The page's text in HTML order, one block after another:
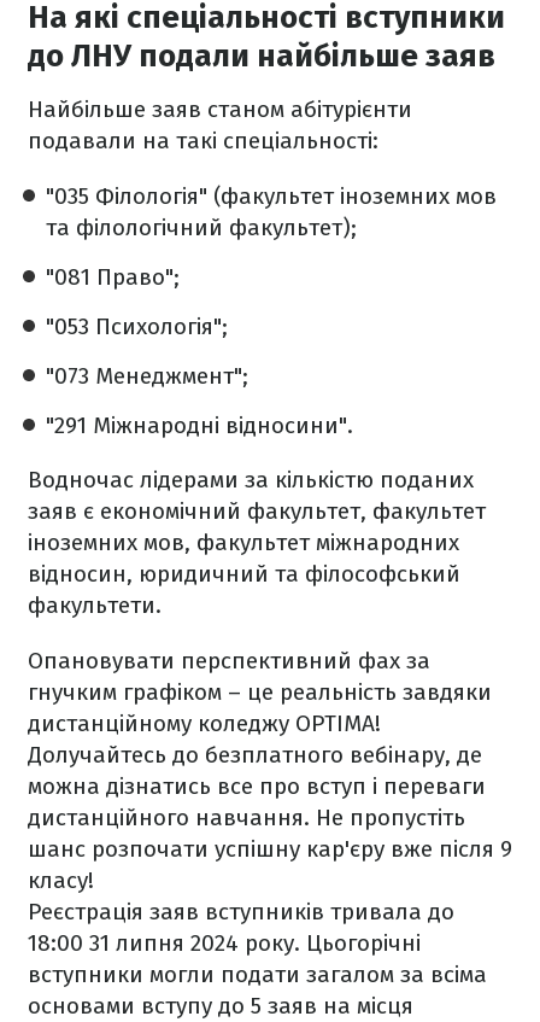
На які спеціальності вступники
до ЛНУ подали найбільше заяв
Найбільше заяв станом абітурієнти
подавали на такі спеціальності:
"035 Філологія" (факультет іноземних мов
та філологічний факультет);
"081 Право";
"053 Психологія";
"073 Менеджмент";
"291 Міжнародні відносини".
Водночас лідерами за кількістю поданих
заяв є економічний факультет, факультет
іноземних мов, факультет міжнародних
відносин, юридичний та філософський
факультети.
Опановувати перспективний фах за
гнучким графіком – це реальність завдяки
дистанційному коледжу OPTIMA!
Долучайтесь до безплатного вебінару, де
можна дізнатись все про вступ і переваги
дистанційного навчання. Не пропустіть
шанс розпочати успішну кар'єру вже після 9
класу!
Реєстрація заяв вступників тривала до
18:00 31 липня 2024 року. Цьогорічні
вступники могли подати загалом за всіма
основами вступу до 5 заяв на місця